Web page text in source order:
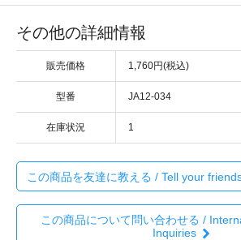
その他の詳細情報
販売価格 1,760円(税込)
型番 JA12-034
在庫状況 1
この商品を友達に教える / Tell your
この商品について問い合わせる /
Inquiries